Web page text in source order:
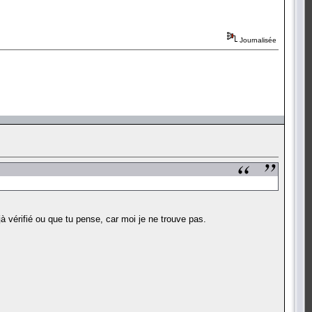
Journalisée
ou que tu pense, car moi je ne trouve pas.